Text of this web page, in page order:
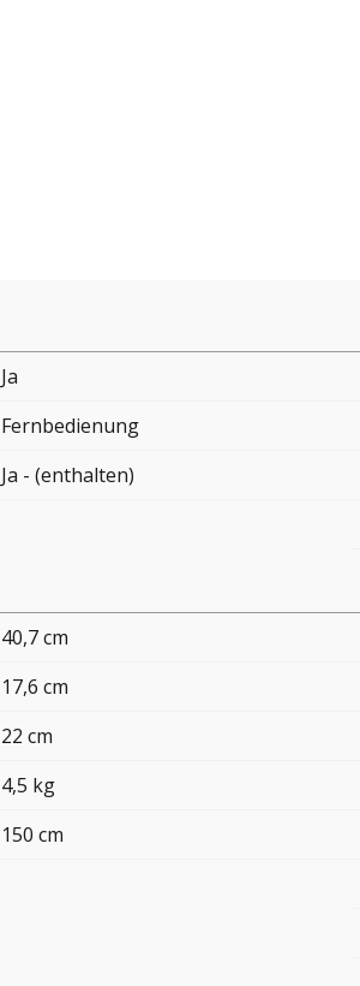
Ja
Fernbedienung
Ja - (enthalten)
40,7 cm
17,6 cm
22 cm
4,5 kg
150 cm